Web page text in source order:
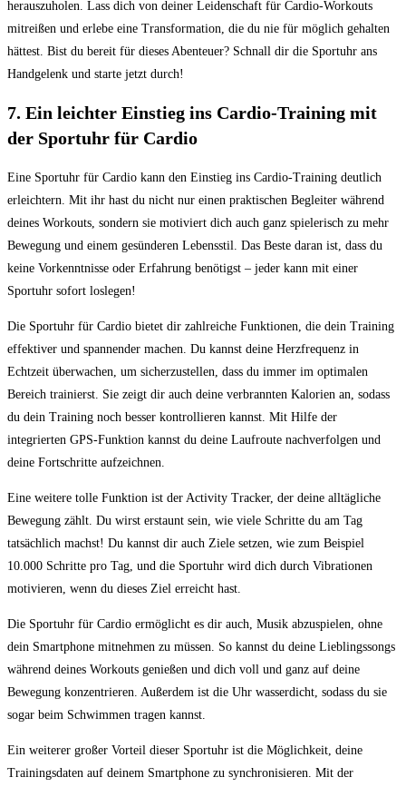
herauszuholen. Lass dich von deiner Leidenschaft für Cardio-Workouts
‌mitreißen und erlebe​ eine Transformation, die du nie für möglich gehalten
hättest. Bist du bereit für dieses Abenteuer? Schnall dir die Sportuhr ans
Handgelenk und starte jetzt​ durch!
7. Ein leichter Einstieg ins ⁤Cardio-Training‌ mit
der Sportuhr für Cardio
Eine Sportuhr für​ Cardio kann den​ Einstieg ins Cardio-Training deutlich
erleichtern. Mit ihr hast du nicht nur ‌einen praktischen Begleiter während
deines Workouts, sondern sie motiviert dich auch ganz spielerisch zu mehr
Bewegung und einem‍ gesünderen Lebensstil. Das Beste daran ist, dass du
keine Vorkenntnisse oder Erfahrung benötigst – jeder kann mit einer⁤
Sportuhr sofort loslegen!
Die⁢ Sportuhr für Cardio bietet dir⁣ zahlreiche Funktionen, die dein Training
effektiver und spannender machen.⁣ Du kannst deine Herzfrequenz in
Echtzeit überwachen, um sicherzustellen, dass du ⁤immer im ‌optimalen
Bereich trainierst. Sie zeigt dir auch deine verbrannten ‍Kalorien an, sodass
du dein Training noch besser kontrollieren kannst. Mit Hilfe der
integrierten‍ GPS-Funktion kannst du‍ deine Laufroute nachverfolgen und
deine Fortschritte aufzeichnen.
Eine ⁤weitere ​tolle​ Funktion ist der Activity ⁢Tracker, der deine alltägliche ​
Bewegung zählt. Du ​wirst erstaunt sein, wie viele Schritte du am Tag
tatsächlich‌ machst! Du kannst dir auch Ziele setzen, wie zum Beispiel
10.000 ⁤Schritte pro Tag, und die Sportuhr ‌wird dich durch Vibrationen ​
motivieren, wenn du dieses Ziel erreicht hast.
Die​ Sportuhr für Cardio ermöglicht⁤ es dir auch, Musik abzuspielen, ohne
dein Smartphone mitnehmen zu müssen. So kannst du‌ deine Lieblingssongs‍
während deines Workouts genießen und dich voll und ganz auf deine
Bewegung ​konzentrieren. ‍Außerdem ist​ die Uhr⁤ wasserdicht, sodass du sie
sogar beim Schwimmen tragen kannst.
Ein⁢ weiterer großer Vorteil dieser Sportuhr ist die Möglichkeit, deine
Trainingsdaten auf deinem Smartphone zu‍ synchronisieren. Mit der